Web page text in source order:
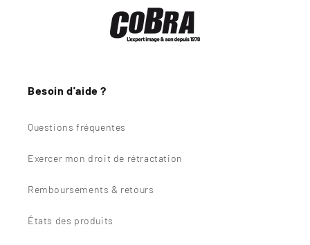
Besoin d'aide ?
Questions fréquentes
Exercer mon droit de rétractation
Remboursements & retours
États des produits